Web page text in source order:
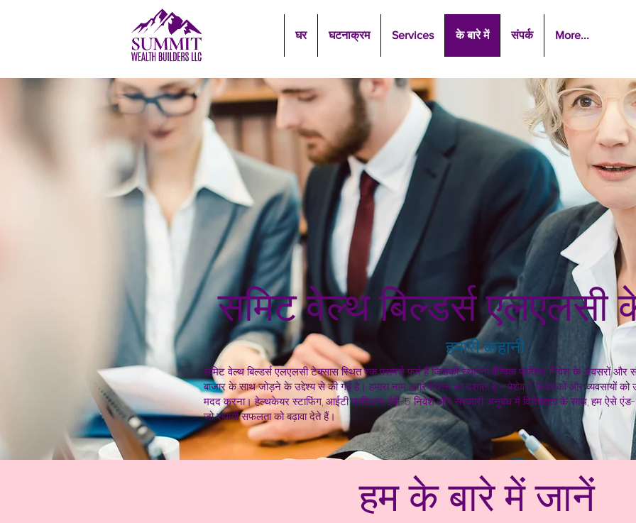
घर घटनाक्रम Services के बारे में संपर्क More...
समिट वेल्थ बिल्डर्स एलएलसी
हमारी कहानी
समिट वेल्थ बिल्डर्स एलएलसी टेक्सास स्थित एक परामर्श फर्म है जिसकी स्थापना वैश्विक प्रतिभा, निवेश के अवसरों और
बाजार के साथ जोड़ने के उद्देश्य से की गई है। हमारा नाम हमारे मिशन को दर्शाता है - पेशेवरों, निवेशकों और व्यवसायों
मदद करना। हेल्थकेयर स्टाफिंग, आईटी प्रशिक्षण, ईबी-5 निवेश और सरकारी अनुबंध में विशेषज्ञता के साथ, हम ऐसे
जो स्थायी सफलता को बढ़ावा देते हैं।
हम के बारे में जानें